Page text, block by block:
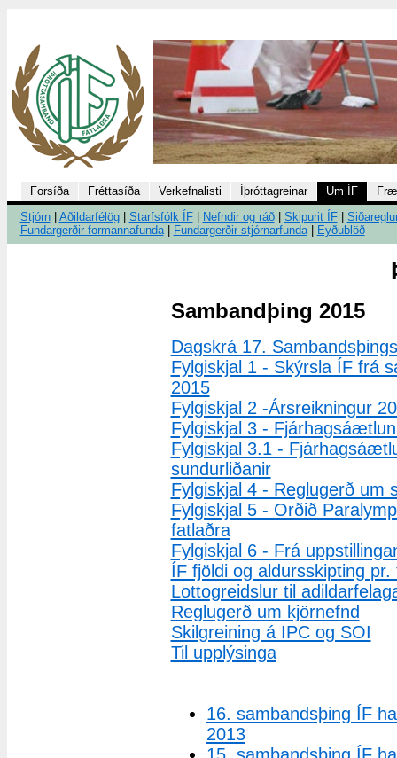
Forsíða Fréttasíða Verkefnalisti Íþróttagreinar Um ÍF
Stjórn| Aðildarfélög| Starfsfólk ÍF| Nefndir og ráð| Skipurit ÍF|
Fundargerðir formannafunda| Fundargerðir stjórnarfunda| Eyðublöð
Sambandþing 2015
Dagskrá 17.
Fylgiskjal 1 - Skýrsla ÍF frá
2015
Fylgiskjal 2 -Ársreikningur
Fylgiskjal 3 -
Fylgiskjal 3.1 -
sundurliðanir
Fylgiskjal 4 - Reglugerð um
Fylgiskjal 5 - Orðið
fatlaðra
Fylgiskjal 6 - Frá
ÍF fjöldi og aldursskipting
Lottogreidslur til
Reglugerð um kjörnefnd
Skilgreining á IPC og SOI
Til upplýsinga
16. sambandsþing ÍF
2013